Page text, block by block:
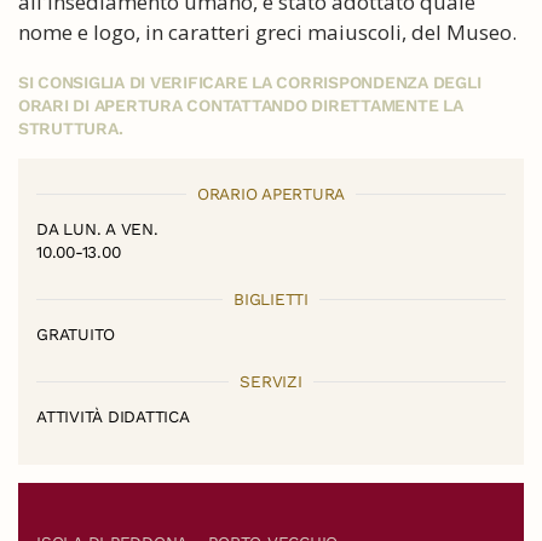
nome e logo, in caratteri greci maiuscoli, del Museo.
SI CONSIGLIA DI VERIFICARE LA CORRISPONDENZA DEGLI
ORARI DI APERTURA CONTATTANDO DIRETTAMENTE LA
STRUTTURA.
ORARIO APERTURA
DA LUN. A VEN.
10.00-13.00
BIGLIETTI
GRATUITO
SERVIZI
ATTIVITÀ DIDATTICA